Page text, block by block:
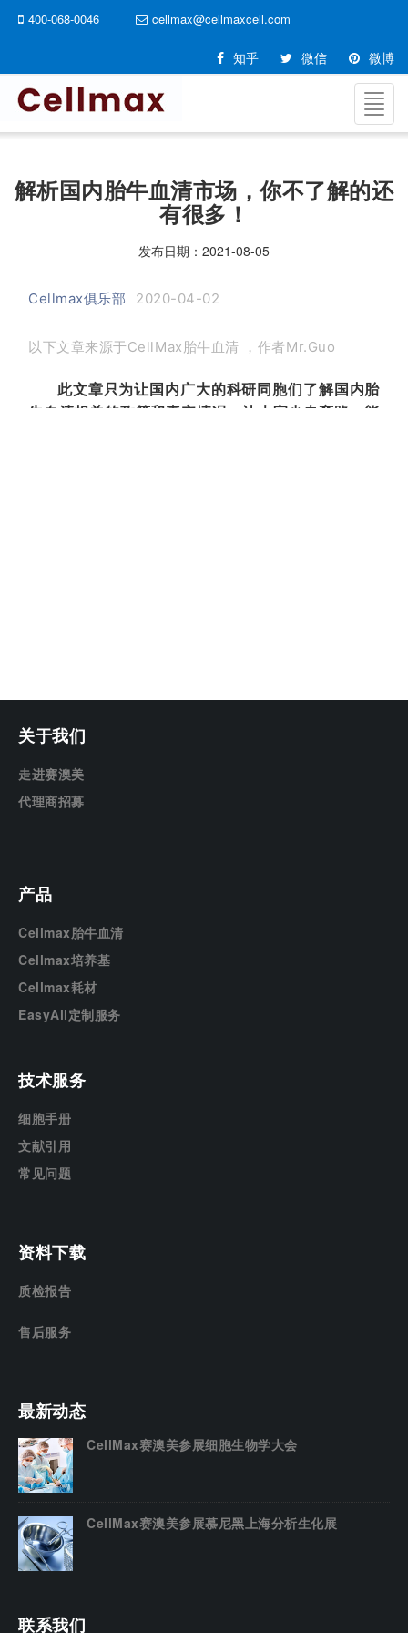
400-068-0046 cellmax@cellmaxcell.com
知乎 微信 微博
切
换
导
解析国内胎牛血清市场，你不了解的还
有很多！
发布日期： 2021-08-05
关于我们
走进赛澳美
代理商招募
产品
Cellmax胎牛血清
Cellmax培养基
Cellmax耗材
EasyAll定制服务
技术服务
细胞手册
文献引用
常见问题
资料下载
质检报告
售后服务
最新动态
CellMax赛澳美参展细胞生物学大会
CellMax赛澳美参展慕尼黑上海分析生化展
联系我们